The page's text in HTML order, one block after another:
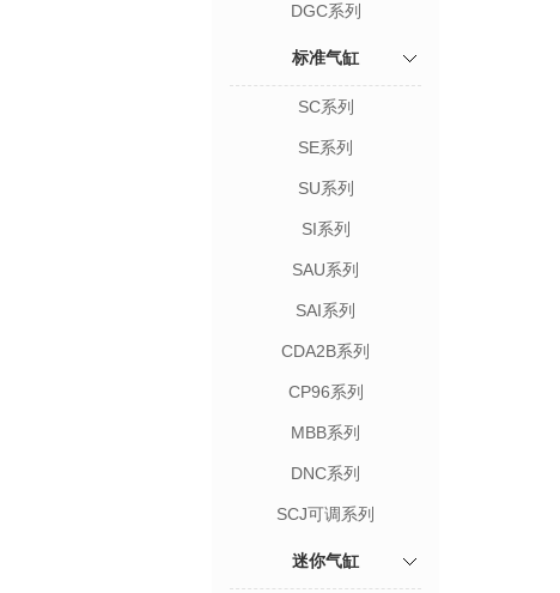
DGC系列
标准气缸
SC系列
SE系列
SU系列
SI系列
SAU系列
SAI系列
CDA2B系列
CP96系列
MBB系列
DNC系列
SCJ可调系列
迷你气缸